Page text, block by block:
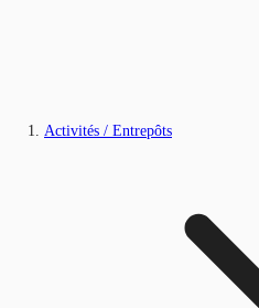
Activités / Entrepôts